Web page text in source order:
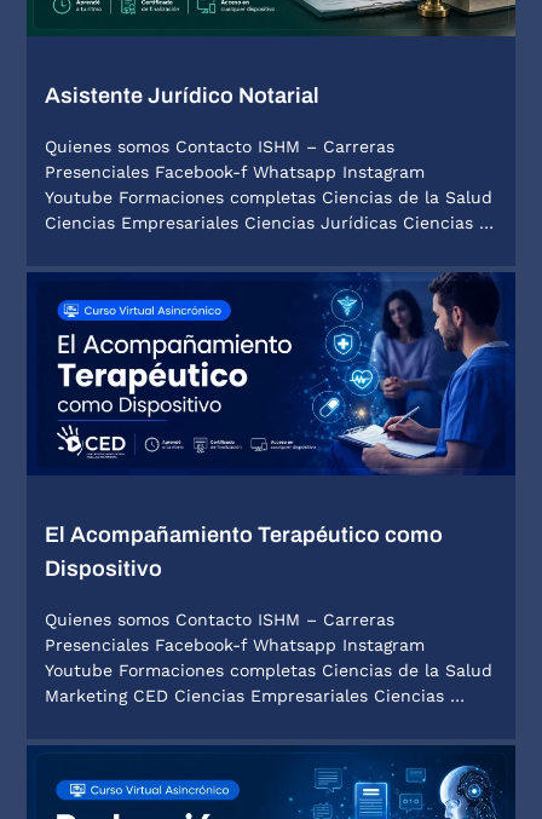
Asistente Jurídico Notarial
Quienes somos Contacto ISHM – Carreras
Presenciales Facebook-f Whatsapp Instagram
Youtube Formaciones completas Ciencias de la Salud
Ciencias Empresariales Ciencias Jurídicas Ciencias …
El Acompañamiento Terapéutico como
Dispositivo
Quienes somos Contacto ISHM – Carreras
Presenciales Facebook-f Whatsapp Instagram
Youtube Formaciones completas Ciencias de la Salud
Marketing CED Ciencias Empresariales Ciencias …